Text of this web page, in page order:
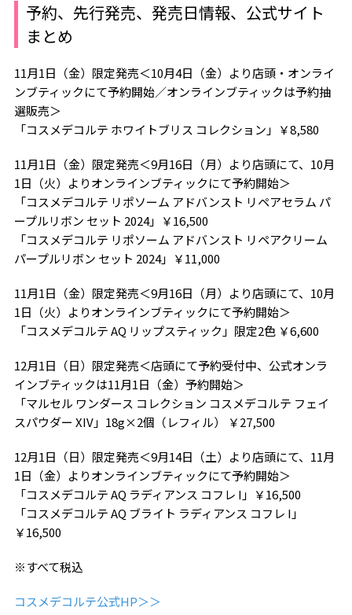
予約、先行発売、発売日情報、公式サイト
まとめ
11月1日（金）限定発売＜10月4日（金）より店頭・オンライ
ンブティックにて予約開始／オンラインブティックは予約抽
選販売＞
「コスメデコルテ ホワイトブリス コレクション」￥8,580
11月1日（金）限定発売＜9月16日（月）より店頭にて、10月
1日（火）よりオンラインブティックにて予約開始＞
「コスメデコルテ リポソーム アドバンスト リペアセラム パ
ープルリボン セット 2024」￥16,500
「コスメデコルテ リポソーム アドバンスト リペアクリーム
パープルリボン セット 2024」￥11,000
11月1日（金）限定発売＜9月16日（月）より店頭にて、10月
1日（火）よりオンラインブティックにて予約開始＞
「コスメデコルテ AQ リップスティック」限定2色 ￥6,600
12月1日（日）限定発売＜店頭にて予約受付中、公式オンラ
インブティックは11月1日（金）予約開始＞
「マルセル ワンダース コレクション コスメデコルテ フェイ
スパウダー XIV」18g×2個（レフィル） ￥27,500
12月1日（日）限定発売＜9月14日（土）より店頭にて、11月
1日（金）よりオンラインブティックにて予約開始＞
「コスメデコルテ AQ ラディアンス コフレ I」￥16,500
「コスメデコルテ AQ ブライト ラディアンス コフレ I」
￥16,500
※すべて税込
コスメデコルテ公式HP＞＞